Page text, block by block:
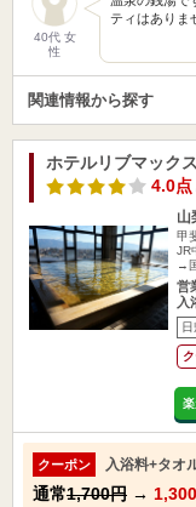
40代 女
性
ティはありま
関連情報から探す
ホテルリブマック
4.0点
山
甲
JR
→
営
入
日
クーポン 入浴料+タオ
通常1,700円 →